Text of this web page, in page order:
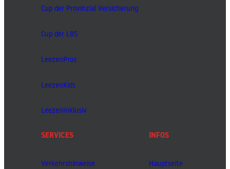
Cup der Provinzial Versicherung
Cup der LBS
LeezenPros
LeezenKids
LeezenInklusiv
SERVICES
Verkehrshinweise
INFOS
Hauptseite